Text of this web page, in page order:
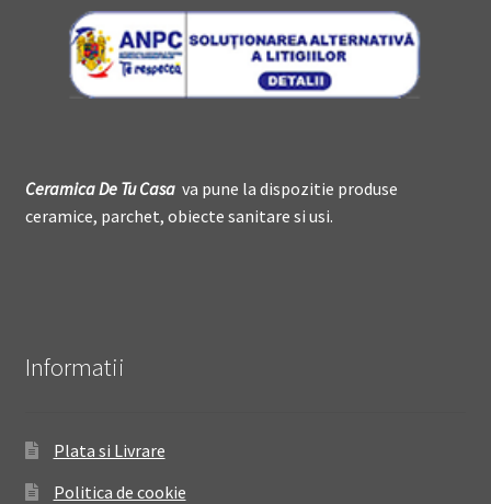
Ceramica DeTu Casava pune la dispozitie produse
ceramice, parchet, obiecte sanitare si usi.
Informatii
Plata si Livrare
Politica de cookie